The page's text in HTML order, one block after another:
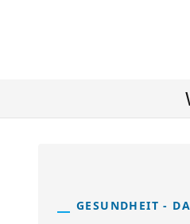
GESUNDHEIT -